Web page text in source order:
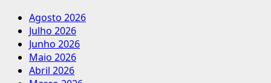
Agosto 2026
Julho 2026
Junho 2026
Maio 2026
Abril 2026